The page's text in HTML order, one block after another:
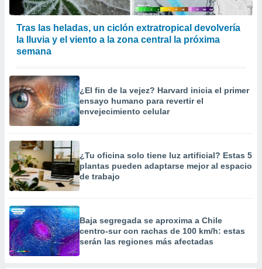
Tras las heladas, un ciclón extratropical devolvería
la lluvia y el viento a la zona central la próxima
semana
¿El fin de la vejez? Harvard inicia el primer
ensayo humano para revertir el
envejecimiento celular
¿Tu oficina solo tiene luz artificial? Estas 5
plantas pueden adaptarse mejor al espacio
de trabajo
Baja segregada se aproxima a Chile
centro-sur con rachas de 100 km/h: estas
serán las regiones más afectadas